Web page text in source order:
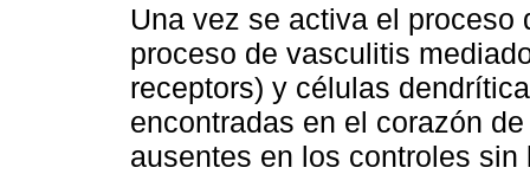
Una vez se activa el
proceso de vasculitis
receptors) y células
encontradas en el corazón
ausentes en los controles sin